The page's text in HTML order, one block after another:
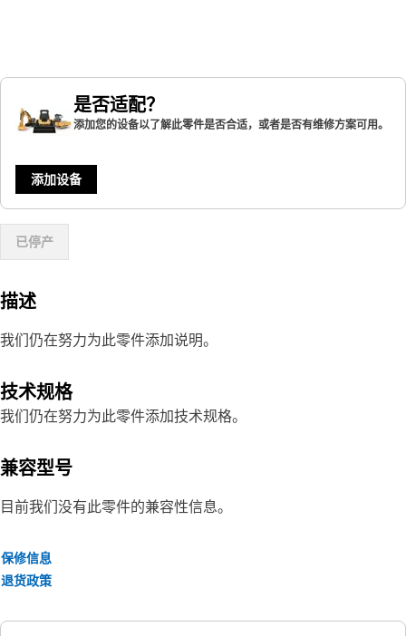
是否适配？
添加您的设备以了解此零件是否合适，或者是否有维修方案可用。
添加设备
已停产
描述
我们仍在努力为此零件添加说明。
技术规格
我们仍在努力为此零件添加技术规格。
兼容型号
目前我们没有此零件的兼容性信息。
保修信息
退货政策